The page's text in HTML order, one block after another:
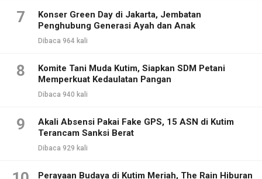
7
Konser Green Day di Jakarta, Jembatan
Penghubung Generasi Ayah dan Anak
Dibaca 964 kali
8
Komite Tani Muda Kutim, Siapkan SDM Petani
Memperkuat Kedaulatan Pangan
Dibaca 940 kali
9
Akali Absensi Pakai Fake GPS, 15 ASN di Kutim
Terancam Sanksi Berat
Dibaca 929 kali
Perayaan Budaya di Kutim Meriah, The Rain Hiburan